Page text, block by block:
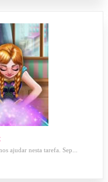
ajudar nesta tarefa. Sep...